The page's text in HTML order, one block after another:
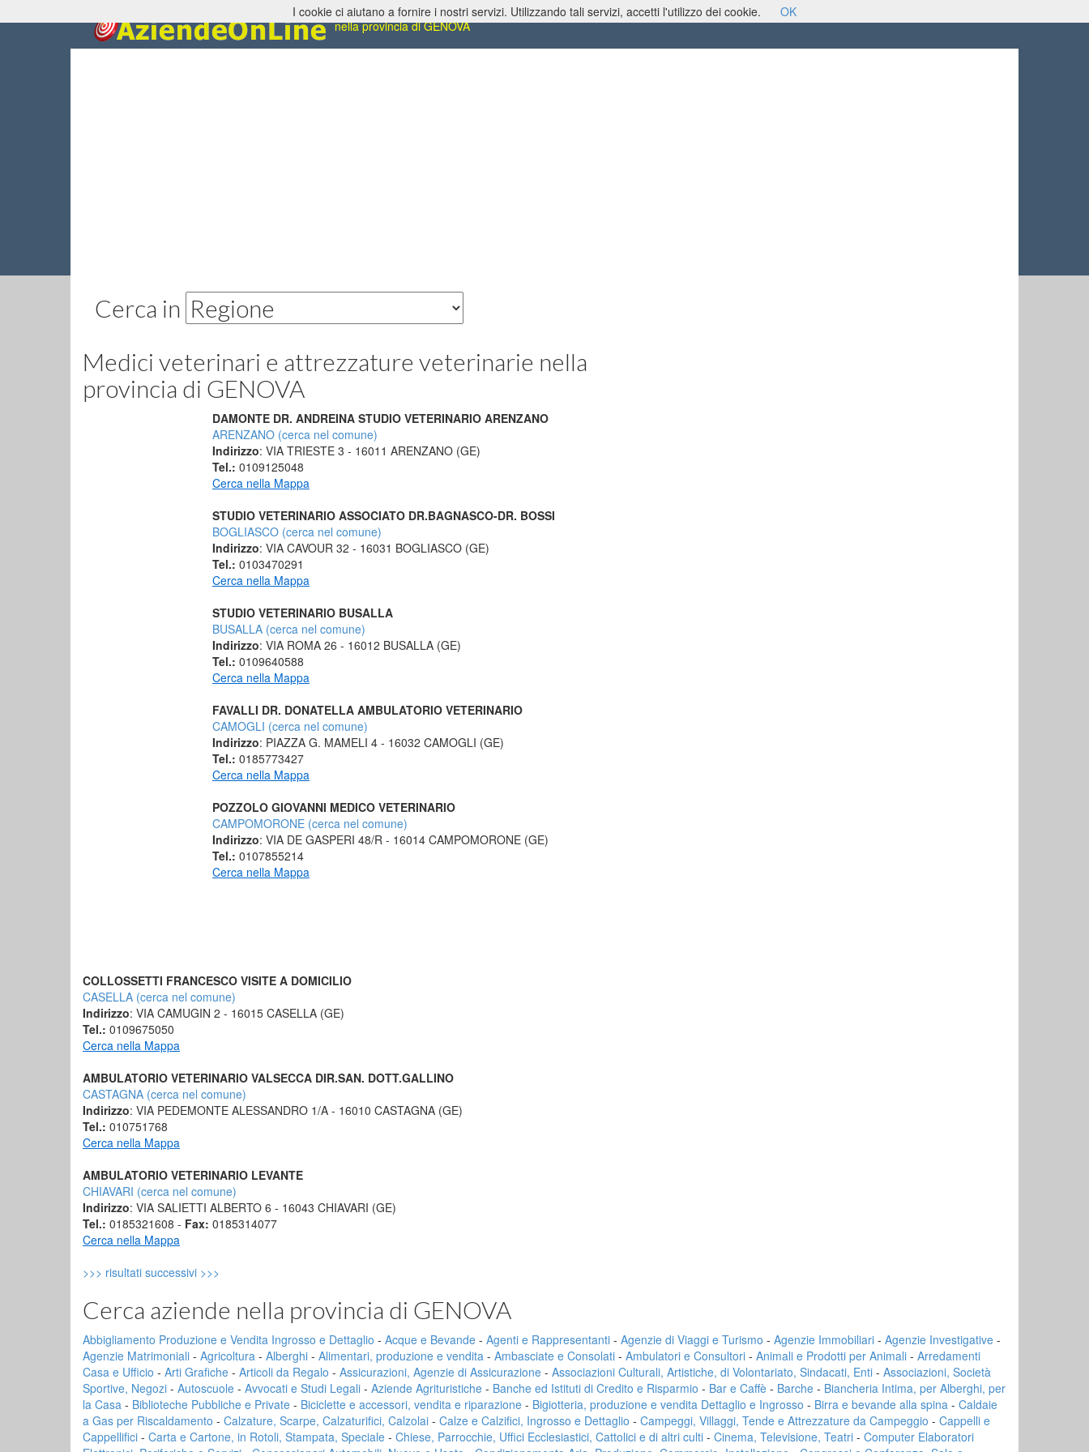
Medici veterinari e attrezzature veterinarie
nella provincia di GENOVA
Cerca in
Medici veterinari e attrezzature veterinarie nella
provincia di GENOVA
DAMONTE DR. ANDREINA STUDIO VETERINARIO ARENZANO
ARENZANO (cerca nel comune)
Indirizzo: VIA TRIESTE 3 - 16011 ARENZANO (GE)
Tel.: 0109125048
Cerca nella Mappa
STUDIO VETERINARIO ASSOCIATO DR.BAGNASCO-DR. BOSSI
BOGLIASCO (cerca nel comune)
Indirizzo: VIA CAVOUR 32 - 16031 BOGLIASCO (GE)
Tel.: 0103470291
Cerca nella Mappa
STUDIO VETERINARIO BUSALLA
BUSALLA (cerca nel comune)
Indirizzo: VIA ROMA 26 - 16012 BUSALLA (GE)
Tel.: 0109640588
Cerca nella Mappa
FAVALLI DR. DONATELLA AMBULATORIO VETERINARIO
CAMOGLI (cerca nel comune)
Indirizzo: PIAZZA G. MAMELI 4 - 16032 CAMOGLI (GE)
Tel.: 0185773427
Cerca nella Mappa
POZZOLO GIOVANNI MEDICO VETERINARIO
CAMPOMORONE (cerca nel comune)
Indirizzo: VIA DE GASPERI 48/R - 16014 CAMPOMORONE (GE)
Tel.: 0107855214
Cerca nella Mappa
COLLOSSETTI FRANCESCO VISITE A DOMICILIO
CASELLA (cerca nel comune)
Indirizzo: VIA CAMUGIN 2 - 16015 CASELLA (GE)
Tel.: 0109675050
Cerca nella Mappa
AMBULATORIO VETERINARIO VALSECCA DIR.SAN. DOTT.GALLINO
CASTAGNA (cerca nel comune)
Indirizzo: VIA PEDEMONTE ALESSANDRO 1/A - 16010 CASTAGNA (GE)
Tel.: 010751768
Cerca nella Mappa
AMBULATORIO VETERINARIO LEVANTE
CHIAVARI (cerca nel comune)
Indirizzo: VIA SALIETTI ALBERTO 6 - 16043 CHIAVARI (GE)
Tel.: 0185321608 - Fax: 0185314077
Cerca nella Mappa
>>> risultati successivi >>>
Cerca aziende nella provincia di GENOVA
Abbigliamento Produzione e Vendita Ingrosso e Dettaglio - Acque e Bevande - Agenti e Rappresentanti - Agenzie di Viaggi e Turismo - Agenzie Immobiliari - Agenzie Investigative -
Agenzie Matrimoniali - Agricoltura - Alberghi - Alimentari, produzione e vendita - Ambasciate e Consolati - Ambulatori e Consultori - Animali e Prodotti per Animali - Arredamenti
Casa e Ufficio - Arti Grafiche - Articoli da Regalo - Assicurazioni, Agenzie di Assicurazione - Associazioni Culturali, Artistiche, di Volontariato, Sindacati, Enti - Associazioni, Società
Sportive, Negozi - Autoscuole - Avvocati e Studi Legali - Aziende Agrituristiche - Banche ed Istituti di Credito e Risparmio - Bar e Caffè - Barche - Biancheria Intima, per Alberghi, per
la Casa - Biblioteche Pubbliche e Private - Biciclette e accessori, vendita e riparazione - Bigiotteria, produzione e vendita Dettaglio e Ingrosso - Birra e bevande alla spina - Caldaie
a Gas per Riscaldamento - Calzature, Scarpe, Calzaturifici, Calzolai - Calze e Calzifici, Ingrosso e Dettaglio - Campeggi, Villaggi, Tende e Attrezzature da Campeggio - Cappelli e
Cappellifici - Carta e Cartone, in Rotoli, Stampata, Speciale - Chiese, Parrocchie, Uffici Ecclesiastici, Cattolici e di altri culti - Cinema, Televisione, Teatri - Computer Elaboratori
I cookie ci aiutano a fornire i nostri servizi. Utilizzando tali servizi, accetti l'utilizzo dei cookie. OK